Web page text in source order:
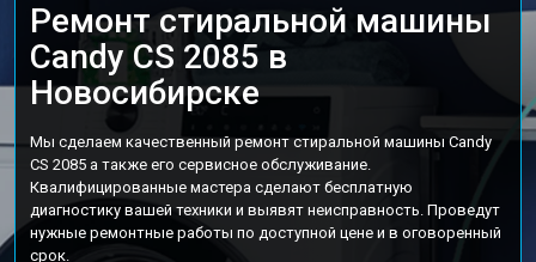
Ремонт стиральной машины
Candy CS 2085 в
Новосибирске
Мы сделаем качественный ремонт стиральной машины Candy
CS 2085 а также его сервисное обслуживание.
Квалифицированные мастера сделают бесплатную
диагностику вашей техники и выявят неисправность. Проведут
нужные ремонтные работы по доступной цене и в оговоренный
срок.